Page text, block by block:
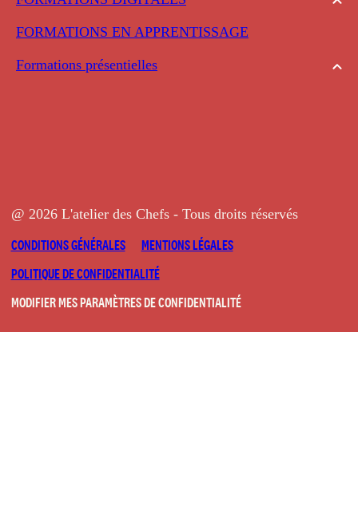
FORMATIONS EN APPRENTISSAGE
Formations présentielles
@ 2026 L'atelier des Chefs - Tous droits réservés
CONDITIONS GÉNÉRALES
MENTIONS LÉGALES
POLITIQUE DE CONFIDENTIALITÉ
MODIFIER MES PARAMÈTRES DE CONFIDENTIALITÉ